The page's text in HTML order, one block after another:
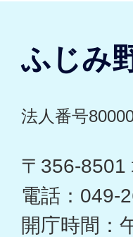
ふじみ
法人番号
〒356-8501
電話：049-
開庁時間：